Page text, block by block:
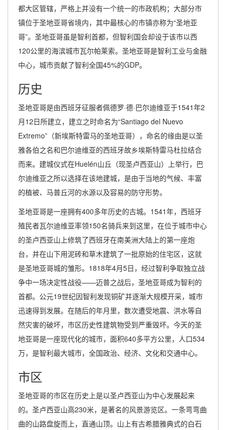
都大区管辖，严格上并没有一个统一的市政机构；大部分市
镇位于圣地亚哥省境内，其中最核心的市镇亦称为“圣地亚
哥”。圣地亚哥虽是智利首都，但智利国会却设于该市以西
120公里的海滨城市瓦尔帕莱索。圣地亚哥是智利工业与金融
中心，城市贡献了智利全国45%的GDP。
历史
圣地亚哥是由西班牙征服者佩德罗·德·巴尔迪维亚于1541年2
月12日所建立，建立之时命名为“Santiago del Nuevo
Extremo”（新埃斯特雷马的圣地亚哥），命名的缘由是以圣
雅各伯之名和巴尔迪维亚的西班牙故乡埃斯特雷马杜拉结合
而来。建城仪式在Huelén山丘（现圣卢西亚山）上举行，巴
尔迪维亚之所以选择在该地建城，是由于当地的气候、丰富
的植被、马普丘河的水源以及容易的防守形势。
圣地亚哥是一座拥有400多年历史的古城。1541年，西班牙
殖民者瓦尔迪维亚率领150名骑兵来到这里，在位于城市中心
的圣卢西亚山上修筑了西班牙在南美洲大陆上的第一座炮
台，并在山下用泥砖和草木建筑了一批原始的住宅区，这就
是圣地亚哥城的雏形。1818年4月5日，经过智利争取独立战
争中一场决定性战役——迈普之战后，圣地亚哥成为智利的
首都。公元19世纪因智利发现铜矿并逐渐大规模开采，城市
迅速得到发展。在随后的年月里，数次遭受地震、洪水等自
然灾害的破坏，市区历史性建筑物受到严重毁坏。今天的圣
地亚哥是一座现代化的城市，面积640多平方公里，人口534
万，是智利最大城市，全国政治、经济、文化和交通中心。
市区
圣地亚哥的市区在历史上是以圣卢西亚山为中心发展起来
的。圣卢西亚山高230米，是著名的风景游览区。一条弯弯曲
曲的山路盘旋而上，直通山顶。山上有古希腊雅典式的白石